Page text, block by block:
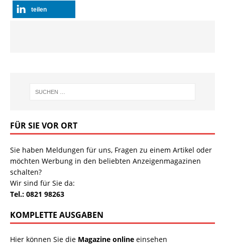
teilen
FÜR SIE VOR ORT
Sie haben Meldungen für uns, Fragen zu einem Artikel oder
möchten Werbung in den beliebten Anzeigenmagazinen
schalten?
Wir sind für Sie da:
Tel.: 0821 98263
KOMPLETTE AUSGABEN
Hier können Sie die Magazine online einsehen